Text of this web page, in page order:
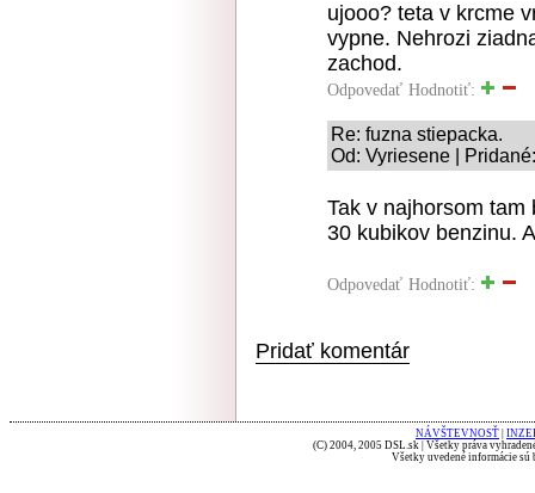
ujooo? teta v krcme
vypne. Nehrozi
zachod.
Odpovedať Hodnotiť:
Re: fuzna stiepacka.
Od: Vyriesene |
Tak v najhorsom
30 kubikov benzinu.
Odpovedať Hodnotiť:
Pridať komentár
NÁVŠTEVNOSŤ
(C) 2004, 2005 DSL.sk | Všetky práva
Všetky uvedené informácie sú